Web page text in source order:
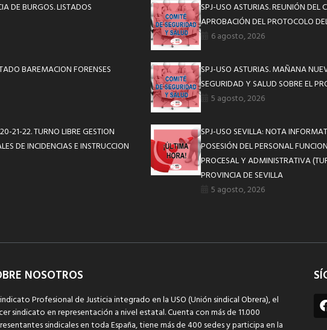
DE BURGOS. LISTADOS
BAREMACION FORENSES
21-22. TURNO LIBRE GESTION
DE INCIDENCIAS E INSTRUCCION
SPJ-USO ASTURIAS. REUNIÓN DEL
APROBACIÓN DEL PROTOCOLO
6 agosto, 2026
SPJ-USO ASTURIAS. MAÑANA
SEGURIDAD Y SALUD SOBRE EL
5 agosto, 2026
SPJ-USO SEVILLA: NOTA
POSESIÓN DEL PERSONAL
PROCESAL Y ADMINISTRATIVA
PROVINCIA DE SEVILLA
5 agosto, 2026
NOSOTROS
Profesional de Justicia integrado en la USO (Unión sindical Obrera), el
sindicato en representación a nivel estatal. Cuenta con más de 11.000
sindicales en toda España, tiene más de 400 sedes y participa en la